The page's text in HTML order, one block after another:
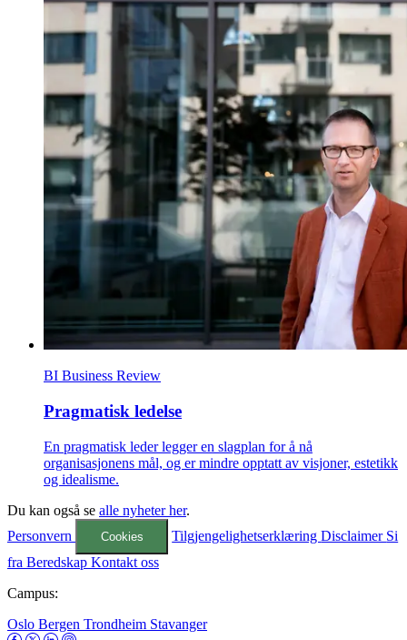
BI Business Review
Pragmatisk ledelse
En pragmatisk leder legger en slagplan for å nå
organisasjonens mål, og er mindre opptatt av visjoner, estetikk
og idealisme.
Du kan også se alle nyheter her.
Personvern
Cookies TilgjengelighetserklæringDisclaimer Si
fra Beredskap Kontakt oss
Campus:
Oslo Bergen Trondheim Stavanger